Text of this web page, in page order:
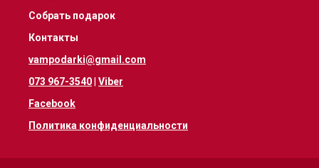
Собрать подарок
Контакты
vampodarki@gmail.com
073 967-3540 Viber
Facebook
Политика конфиденциальности